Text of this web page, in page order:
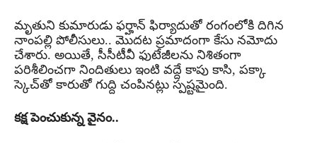
మృతుని కుమారుడు ఫర్హాన్ ఫిర్యాదుతో రంగంలోకి దిగిన
నాంపల్లి పోలీసులు.. మొదట ప్రమాదంగా కేసు నమోదు
చేశారు. అయితే, సీసీటీవీ ఫుటేజీలను నిశితంగా
పరిశీలించగా నిందితులు ఇంటి వద్దే కాపు కాసి, పక్కా
స్కెచ్‌తో కారుతో గుద్ది చంపినట్లు స్పష్టమైంది.
కక్ష పెంచుకున్న వైనం..